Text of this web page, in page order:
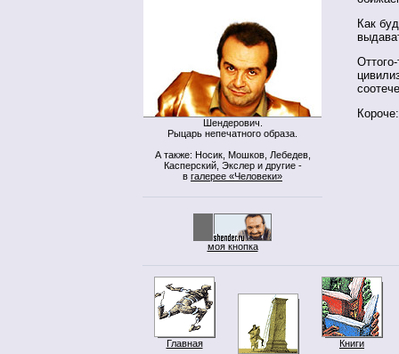
Шендерович.
Рыцарь непечатного образа.
А также: Носик, Мошков, Лебедев,
Касперский, Экслер и другие -
в галерее «Человеки»
моя кнопка
Как
Главная
Книги